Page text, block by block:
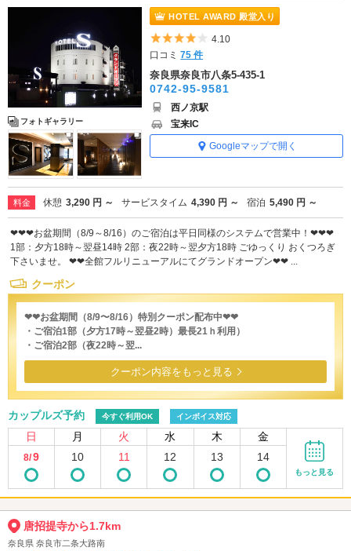
フォトギャラリー
HOTEL AWARD 殿堂入り
5つ星のうち4
4.10
口コミ75 件
奈良県奈良市八条5-435-1
0742-95-9581
西ノ京駅
宝来IC
Googleマップで開く
料金 休憩 3,290 円 ～ サービスタイム 4,390 円 ～ 宿泊 5,490 円 ～
❤❤❤お盆期間（8/9～8/16）のご宿泊は平日同様のシステムで営業中！❤❤❤
1部：夕方18時～翌昼14時 2部：夜22時～翌夕方18時 ごゆっくり おくつろぎ
下さいませ。 ❤❤全館フルリニューアルにてグランドオープン❤❤ ...
クーポン
❤❤お盆期間（8/9〜8/16）特別クーポン配布中❤❤
・ご宿泊1部（夕方17時～翌昼2時）最長21ｈ利用）
・ご宿泊2部（夜22時～翌...
クーポン内容をもっと見る
カップルズ予約 今すぐ利用OK インボイス対応
日 月 火 水 木 金
8/9 10 11 12 13 14
もっと見る
唐招提寺から1.7km
奈良県 奈良市二条大路南